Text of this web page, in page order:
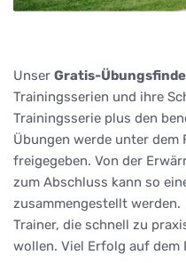
Unser Gratis-
Trainingsserien und ihre
Trainingsserie plus den
Übungen werde unter dem
freigegeben. Von der
zum Abschluss kann so
zusammengestellt
Trainer, die schnell zu
wollen. Viel Erfolg auf